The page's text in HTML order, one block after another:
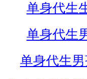
单身代生
单身代生
单身代生